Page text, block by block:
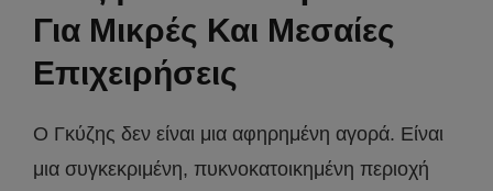
Για Μικρές Και Μεσαίες
Επιχειρήσεις
Ο Γκύζης δεν είναι μια αφηρημένη αγορά. Είναι
μια συγκεκριμένη, πυκνοκατοικημένη περιοχή